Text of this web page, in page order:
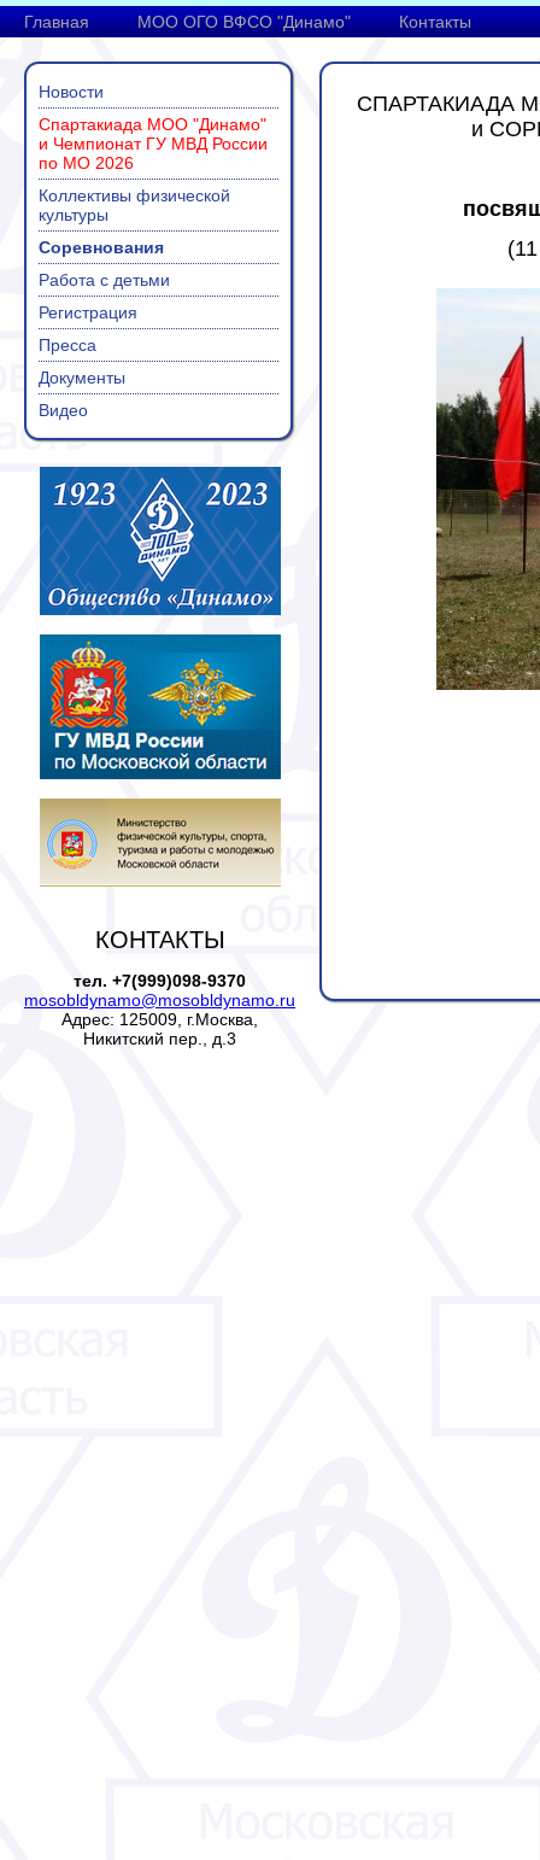
Главная МОО ОГО ВФСО "Динамо" Контакты
Новости
Спартакиада МОО "Динамо"
и Чемпионат ГУ МВД России
по МО 2026
Коллективы физической
культуры
Соревнования
Работа с детьми
Регистрация
Пресса
Документы
Видео
КОНТАКТЫ
тел. +7(999)098-9370
mosobldynamo@mosobldynamo.ru
Адрес: 125009, г.Москва,
Никитский пер., д.3
СПАРТАКИАДА
и